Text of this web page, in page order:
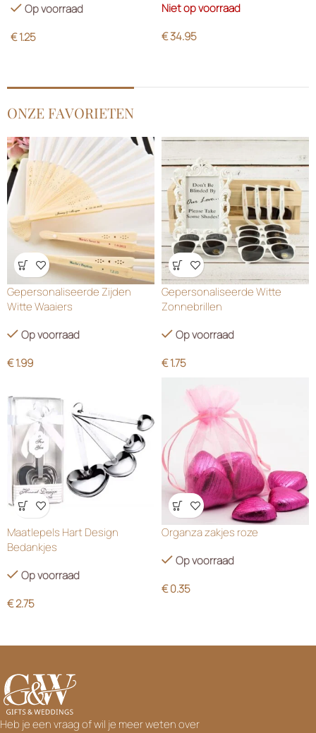
Op voorraad
€1.25
Niet op voorraad
€34.95
ONZE FAVORIETEN
Wensenlijst
Gepersonaliseerde Zijden
Witte Waaiers
Op voorraad
€1.99
Wensenlijst
Gepersonaliseerde Witte
Zonnebrillen
Op voorraad
€1.75
Wensenlijst
Maatlepels Hart Design
Bedankjes
Op voorraad
€2.75
Wensenlijst
Organza zakjes roze
Op voorraad
€0.35
Heb je een vraag of wil je meer weten over